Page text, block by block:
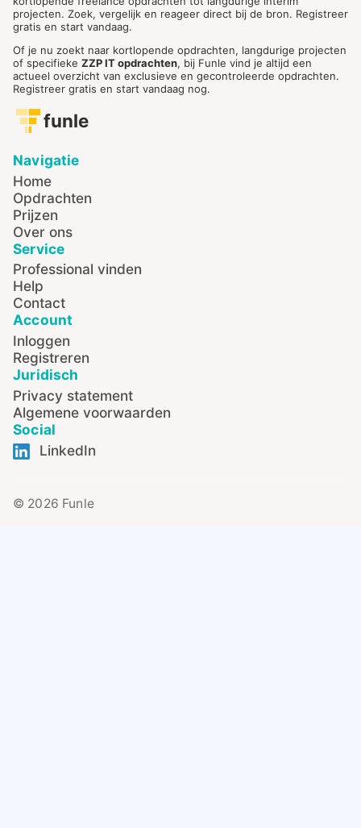
projecten. Zoek, vergelijk en reageer direct bij de bron. Registreer
gratis en start vandaag.
Of je nu zoekt naar kortlopende opdrachten, langdurige projecten
of specifieke ZZP IT opdrachten, bij Funle vind je altijd een
actueel overzicht van exclusieve en gecontroleerde opdrachten.
Registreer gratis en start vandaag nog.
funle
Navigatie
Home
Opdrachten
Prijzen
Over ons
Service
Professional vinden
Help
Contact
Account
Inloggen
Registreren
Juridisch
Privacy statement
Algemene voorwaarden
Social
LinkedIn
© 2026 Funle